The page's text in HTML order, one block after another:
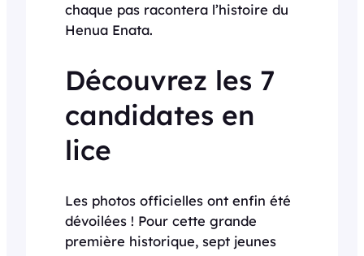
chaque pas racontera l’histoire du
Henua Enata.
Découvrez les 7
candidates en
lice
Les photos officielles ont enfin été
dévoilées ! Pour cette grande
première historique, sept jeunes